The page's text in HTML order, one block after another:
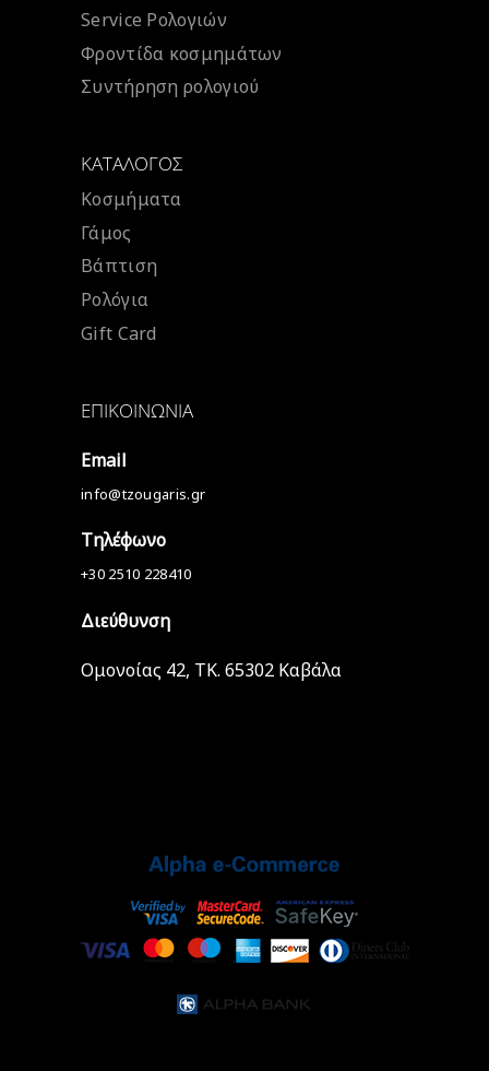
Service Ρολογιών
Φροντίδα κοσμημάτων
Συντήρηση ρολογιού
ΚΑΤΆΛΟΓΟΣ
Κοσμήματα
Γάμος
Βάπτιση
Ρολόγια
Gift Card
ΕΠΙΚΟΙΝΩΝΊΑ
Email
info@tzougaris.gr
Τηλέφωνο
+30 2510 228410
Διεύθυνση
Ομονοίας 42, ΤΚ. 65302 Καβάλα